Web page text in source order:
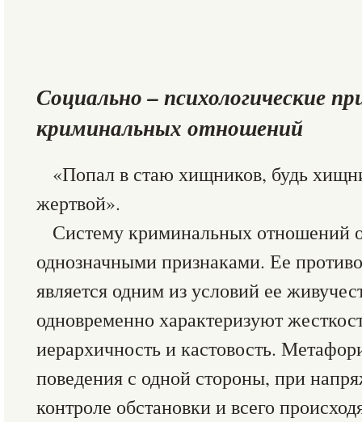
Социально – психологические
криминальных отношений
«Попал в стаю хищников, будь
жертвой».
Систему криминальных отношений
однозначными признаками. Ее
является одним из условий ее
одновременно характеризуют
иерархичность и кастовость.
поведения с одной стороны, при
контроле обстановки и всего